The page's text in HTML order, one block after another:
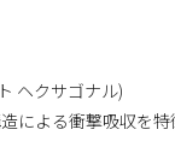
ヘクサゴナル)
による衝撃吸収を